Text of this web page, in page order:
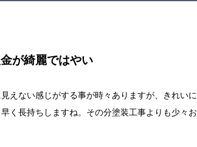
が綺麗ではやい
えない感じがする事が時々ありますが、きれいに
く長持ちしますね。その分塗装工事よりも少々お